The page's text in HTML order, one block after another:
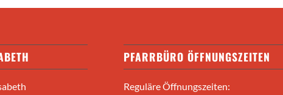
PFARRBÜRO ÖFFNUNGSZEITEN
Reguläre Öffnungszeiten: